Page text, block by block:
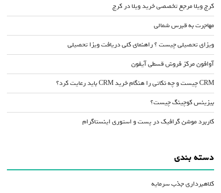
کرج ویلا مرجع تخصصی خرید ویلا در کرج
مهاجرت به قبرس شمالی
ویزای تحصیلی چیست ؟ راهنمای کلی دریافت ویزا تحصیلی
آوافون مرکز فروش قسطی آیفون
CRM چیست و چه نکاتی را هنگام خرید CRM باید رعایت کرد؟
بیزینس کوچینگ چیست؟
کاربرد موشن گرافیک در پست و استوری اینستاگرام
دسته بندی
کلاهبرداری جذب سرمایه